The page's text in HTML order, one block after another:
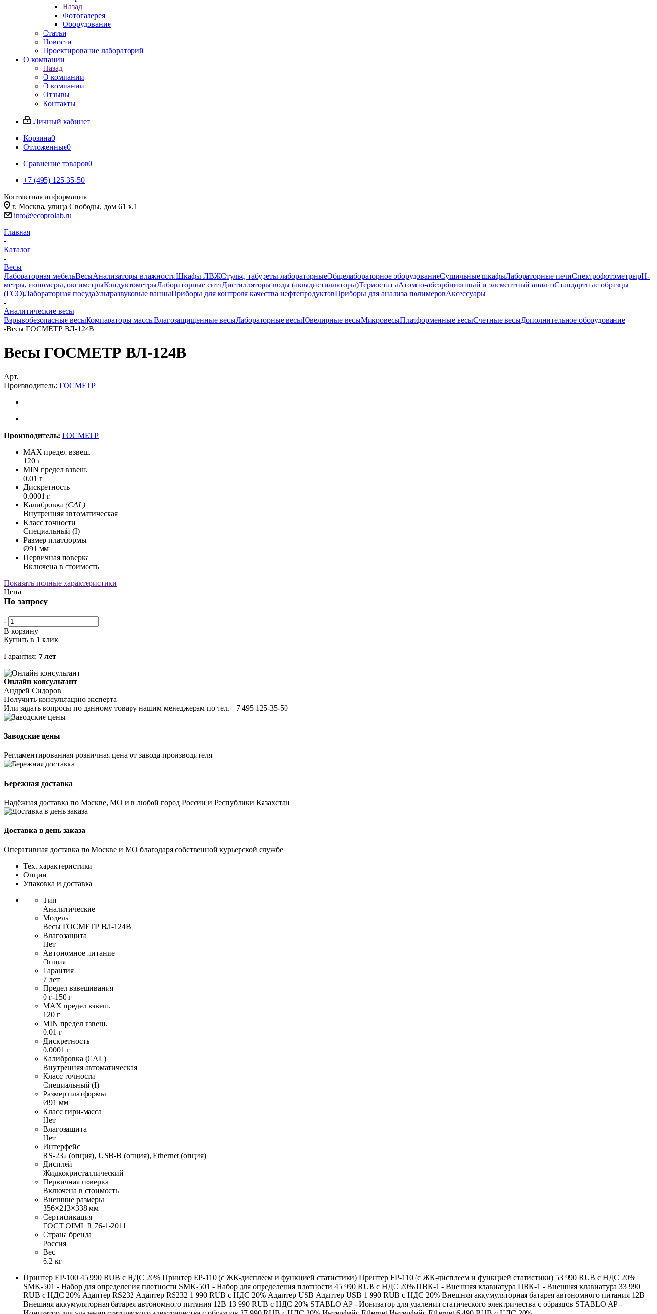
Назад
Фотогалерея
Оборудование
Статьи
Новости
Проектирование лабораторий
О компании
Назад
О компании
О компании
Отзывы
Контакты
Личный кабинет
Корзина0
Отложенные0
Сравнение товаров0
+7 (495) 125-35-50
Контактная информация
г. Москва, улица Свободы, дом 61 к.1
info@ecoprolab.ru
Главная
-
Каталог
-
Весы
Лабораторная мебельВесыАнализаторы влажностиШкафы ЛВЖСтулья, табуреты лабораторныеОбщелабораторное оборудованиеСушильные шкафыЛабораторные печиСпектрофотометрыpH-
метры, иономеры, оксиметрыКондуктометрыЛабораторные ситаДистилляторы воды (аквадистилляторы)ТермостатыАтомно-абсорбционный и элементный анализСтандартные образцы
(ГСО)Лабораторная посудаУльтразвуковые ванныПриборы для контроля качества нефтепродуктовПриборы для анализа полимеровАксессуары
-
Аналитические весы
Взрывобезопасные весыКомпараторы массыВлагозащищенные весыЛабораторные весыЮвелирные весыМикровесыПлатформенные весыСчетные весыДополнительное оборудование
-Весы ГОСМЕТР ВЛ-124В
Весы ГОСМЕТР ВЛ-124В
Арт.
Производитель: ГОСМЕТР
Производитель: ГОСМЕТР
MAX предел взвеш.
120 г
MIN предел взвеш.
0.01 г
Дискретность
0.0001 г
Калибровка (CAL)
Внутренняя автоматическая
Класс точности
Специальный (I)
Размер платформы
Ø91 мм
Первичная поверка
Включена в стоимость
Показать полные характеристики
Цена:
По запросу
-
+
В корзину
Купить в 1 клик
Гарантия: 7 лет
Онлайн консультант
Андрей Сидоров
Получить консультацию эксперта
Или задать вопросы по данному товару нашим менеджерам по тел. +7 495 125-35-50
Заводские цены
Регламентированная розничная цена от завода производителя
Бережная доставка
Надёжная доставка по Москве, МО и в любой город России и Республики Казахстан
Доставка в день заказа
Оперативная доставка по Москве и МО благодаря собственной курьерской службе
Тех. характеристики
Опции
Упаковка и доставка
Тип
Аналитические
Модель
Весы ГОСМЕТР ВЛ-124В
Влагозащита
Нет
Автономное питание
Опция
Гарантия
7 лет
Предел взвешивания
0 г-150 г
MAX предел взвеш.
120 г
MIN предел взвеш.
0.01 г
Дискретность
0.0001 г
Калибровка (CAL)
Внутренняя автоматическая
Класс точности
Специальный (I)
Размер платформы
Ø91 мм
Класс гири-масса
Нет
Влагозащита
Нет
Интерфейс
RS-232 (опция), USB-B (опция), Ethernet (опция)
Дисплей
Жидкокристаллический
Первичная поверка
Включена в стоимость
Внешние размеры
356×213×338 мм
Сертификация
ГОСТ OIML R 76-1-2011
Страна бренда
Россия
Вес
6.2 кг
Принтер EP-100 45 990 RUB с НДС 20% Принтер EP-110 (с ЖК-дисплеем и функцией статистики) Принтер EP-110 (с ЖК-дисплеем и функцией статистики) 53 990 RUB с НДС 20%
SMK-501 - Набор для определения плотности SMK-501 - Набор для определения плотности 45 990 RUB с НДС 20% ПВК-1 - Внешняя клавиатура ПВК-1 - Внешняя клавиатура 33 990
RUB с НДС 20% Адаптер RS232 Адаптер RS232 1 990 RUB с НДС 20% Адаптер USB Адаптер USB 1 990 RUB с НДС 20% Внешняя аккумуляторная батарея автономного питания 12В
Внешняя аккумуляторная батарея автономного питания 12В 13 990 RUB с НДС 20% STABLO AP - Ионизатор для удаления статического электричества с образцов STABLO AP -